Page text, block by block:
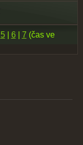
5| 6| 7 (čas ve